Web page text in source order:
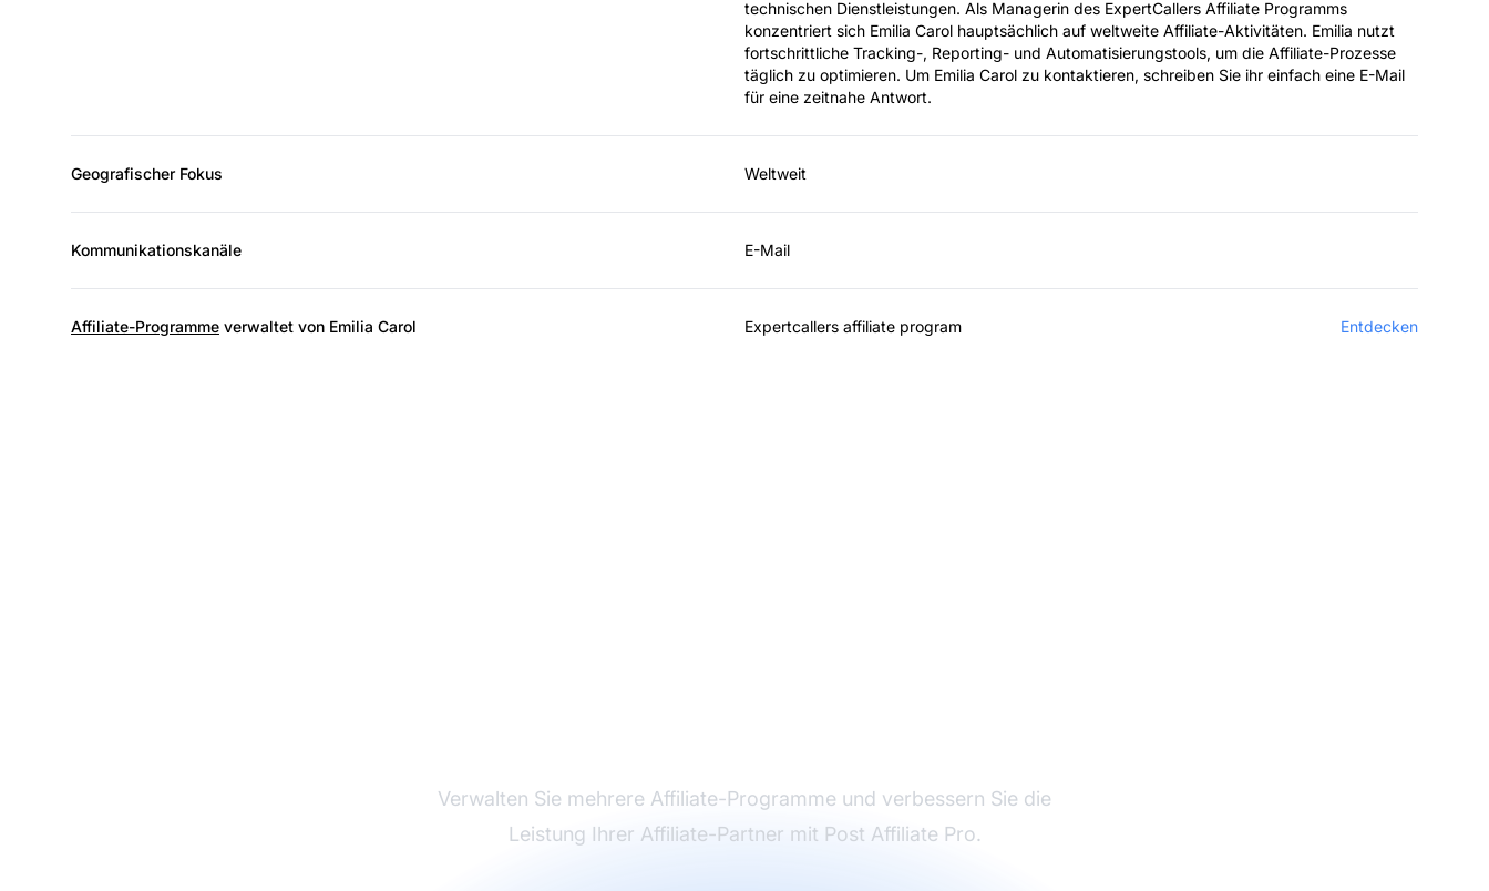
technischen Dienstleistungen. Als Managerin des ExpertCallers Affiliate Programms
konzentriert sich Emilia Carol hauptsächlich auf weltweite Affiliate-Aktivitäten. Emilia nutzt
fortschrittliche Tracking-, Reporting- und Automatisierungstools, um die Affiliate-Prozesse
täglich zu optimieren. Um Emilia Carol zu kontaktieren, schreiben Sie ihr einfach eine E-Mail
für eine zeitnahe Antwort.
Geografischer Fokus Weltweit
Kommunikationskanäle E-Mail
Affiliate-Programme verwaltet von Emilia Carol Expertcallers affiliate program Entdecken
Verwalten Sie mehrere Affiliate-Programme und verbessern Sie die
Leistung Ihrer Affiliate-Partner mit Post Affiliate Pro.